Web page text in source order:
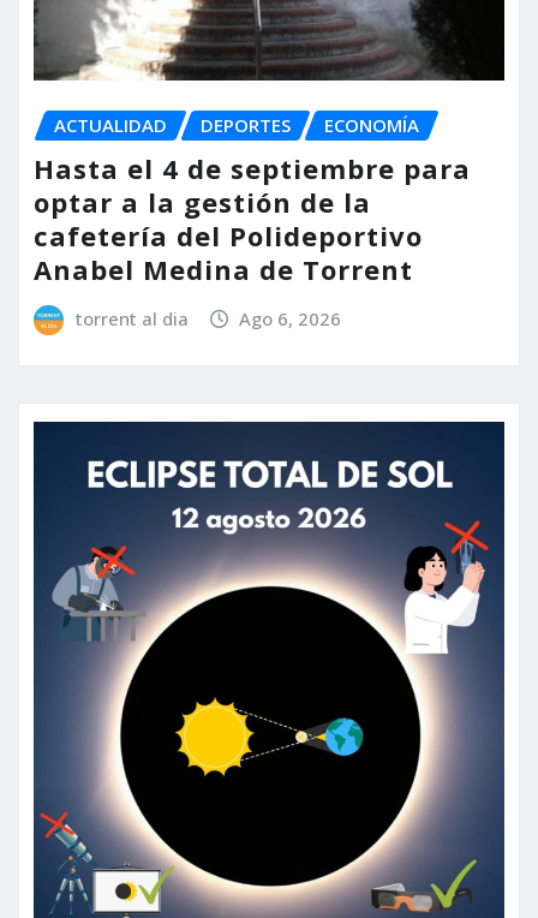
ACTUALIDAD DEPORTES ECONOMÍA
Hasta el 4 de septiembre para
optar a la gestión de la
cafetería del Polideportivo
Anabel Medina de Torrent
torrent al dia Ago 6, 2026